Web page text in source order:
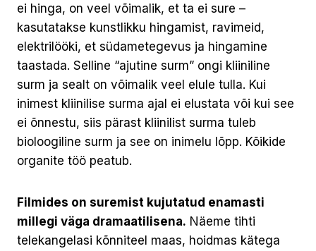
ei hinga, on veel võimalik, et ta ei sure –
kasutatakse kunstlikku hingamist, ravimeid,
elektrilööki, et südametegevus ja hingamine
taastada. Selline “ajutine surm” ongi kliiniline
surm ja sealt on võimalik veel elule tulla. Kui
inimest kliinilise surma ajal ei elustata või kui see
ei õnnestu, siis pärast kliinilist surma tuleb
bioloogiline surm ja see on inimelu lõpp. Kõikide
organite töö peatub.
Filmides on suremist kujutatud enamasti
millegi väga dramaatilisena. Näeme tihti
telekangelasi kõnniteel maas, hoidmas kätega